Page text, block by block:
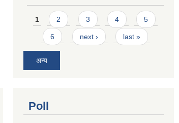
Pages
1 2 3 4 5
6 next › last »
अन्य
Poll